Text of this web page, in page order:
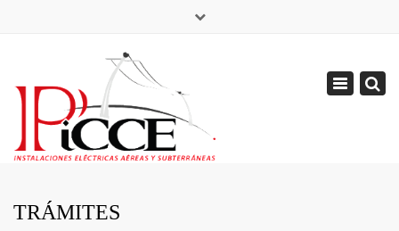
Toggle
TRÁMITES